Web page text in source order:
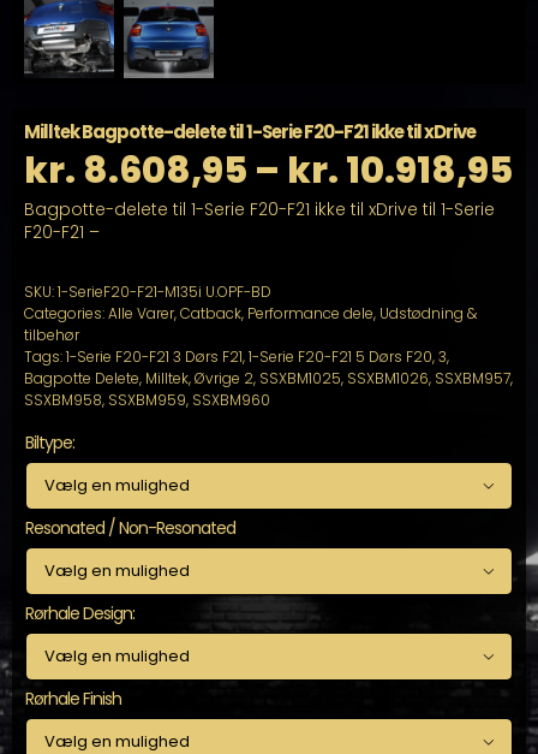
Milltek Bagpotte-delete til 1-Serie F20-F21 ikke til xDrive
kr. 8.608,95 – kr.10.918,95
Bagpotte-delete til 1-Serie F20-F21 ikke til xDrive til 1-Serie
F20-F21 –
SKU:1-SerieF20-F21-M135i U.OPF-BD
Categories:Alle Varer,Catback, Performance dele, Udstødning &
tilbehør
Tags:1-Serie F20-F21 3 Dørs F21,1-Serie F20-F21 5 Dørs F20,3,
Bagpotte Delete, Milltek,Øvrige 2, SSXBM1025, SSXBM1026, SSXBM957,
SSXBM958, SSXBM959, SSXBM960
Biltype:

Resonated / Non-Resonated

Rørhale Design:

Rørhale Finish
